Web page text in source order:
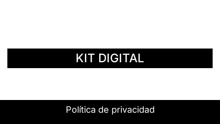
KIT DIGITAL
Política de privacidad